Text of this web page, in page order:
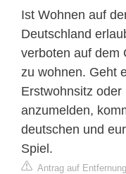
Ist Wohnen auf
Deutschland
verboten auf dem
zu wohnen. Geht
Erstwohnsitz
anzumelden,
deutschen und
Spiel.
Antrag auf